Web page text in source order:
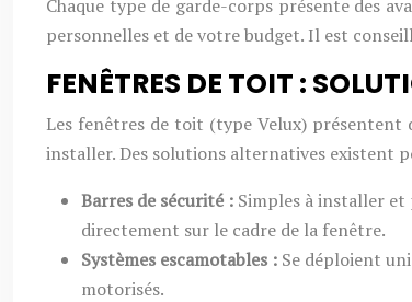
Chaque type de garde-corps présente des
personnelles et de votre budget. Il est
FENÊTRES DE TOIT :
Les fenêtres de toit (type Velux) présentent
installer. Des solutions alternatives existent
Barres de sécurité : Simples à installer
directement sur le cadre de la fenêtre.
Systèmes escamotables : Se déploient
motorisés.